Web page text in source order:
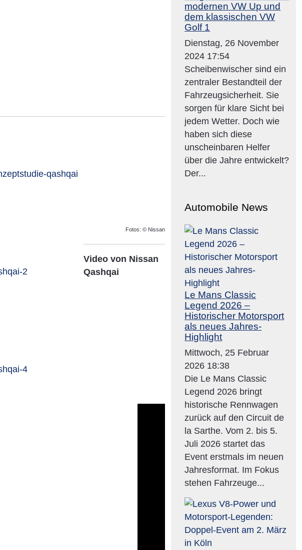
Fotos: © Nissan
Video von Nissan
Qashqai
modernen VW Up und
dem klassischen VW
Golf 1
Dienstag, 26 November
2024 17:54
Scheibenwischer sind ein
zentraler Bestandteil der
Fahrzeugsicherheit. Sie
sorgen für klare Sicht bei
jedem Wetter. Doch wie
haben sich diese
unscheinbaren Helfer
über die Jahre entwickelt?
Der...
Automobile News
Le Mans Classic
Legend 2026 –
Historischer Motorsport
als neues Jahres-
Highlight
Mittwoch, 25 Februar
2026 18:38
Die Le Mans Classic
Legend 2026 bringt
historische Rennwagen
zurück auf den Circuit de
la Sarthe. Vom 2. bis 5.
Juli 2026 startet das
Event erstmals im neuen
Jahresformat. Im Fokus
stehen Fahrzeuge...